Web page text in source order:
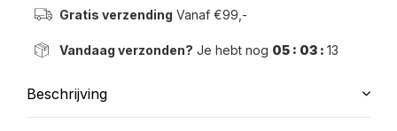
Gratis verzending Vanaf €99,-
Vandaag verzonden? Je hebt nog 05 : 03 : 12
Beschrijving